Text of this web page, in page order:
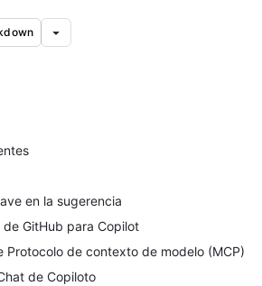
en la sugerencia
GitHub para Copilot
Protocolo de contexto de modelo (MCP)
de Copiloto